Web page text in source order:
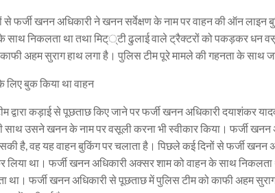
से फर्जी खनन अधिकारी ने खनन सर्वेक्षण के नाम पर वाहन की ऑन
साथ निकलता था तथा मिट््टी ढुलाई वाले ट्रैक्टरों को पकड़कर धन
अहम सुराग हाथ लगा है। पुलिस टीम पूरे मामले की गहनता के साथ
लिए बुक किया था वाहन
द्वारा कड़ाई से पूछताछ किए जाने पर फर्जी खनन अधिकारी दयाशंकर
साथ उसने खनन के नाम पर वसूली करना भी स्वीकार किया। फर्जी
है, वह यह वाहन बुकिंग पर चलाता है। पिछले कई दिनों से फर्जी खनन
लिया था। फर्जी खनन अधिकारी अक्सर शाम को वाहन के साथ
था। फर्जी खनन अधिकारी से पूछताछ में पुलिस टीम को काफी अहम